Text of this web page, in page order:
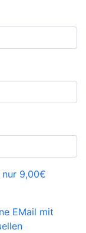
nur 9,00€
EMail mit